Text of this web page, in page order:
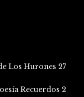
Los Hurones 27
Recuerdos 2